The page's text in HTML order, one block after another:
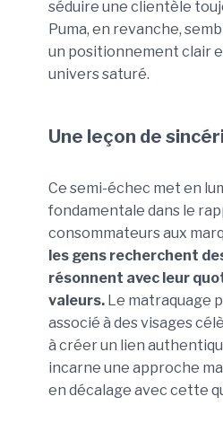
séduire une clientèle
Puma, en revanche,
un positionnement clair
univers saturé.
Une leçon de
Ce semi-échec met en
fondamentale dans le
consommateurs aux
les gens recherchent
résonnent avec leur
valeurs. Le matraquage
associé à des visages
à créer un lien
incarne une approche
en décalage avec cette